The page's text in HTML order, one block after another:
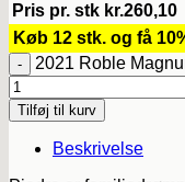
Pris pr. stk kr.260,10
Køb 12 stk. og få
2021 Roble
Tilføj til kurv
Beskrivelse